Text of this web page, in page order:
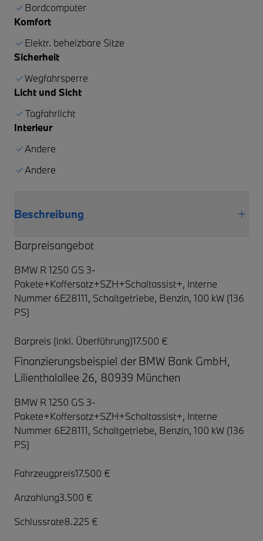
Bordcomputer
Komfort
Elektr. beheizbare Sitze
Sicherheit
Wegfahrsperre
Licht und Sicht
Tagfahrlicht
Interieur
Andere
Andere
Beschreibung
Barpreisangebot
BMW R 1250 GS 3-
Pakete+Koffersatz+SZH+Schaltassist+, Interne
Nummer 6E28111, Schaltgetriebe, Benzin, 100 kW (136
PS)
Barpreis (inkl. Überführung)17.500 €
Finanzierungsbeispiel der BMW Bank GmbH,
Lilienthalallee 26, 80939 München
BMW R 1250 GS 3-
Pakete+Koffersatz+SZH+Schaltassist+, Interne
Nummer 6E28111, Schaltgetriebe, Benzin, 100 kW (136
PS)
Fahrzeugpreis17.500 €
Anzahlung3.500 €
Schlussrate8.225 €